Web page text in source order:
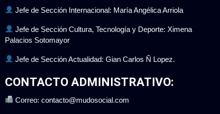
Jefe de Sección Internacional: María Angélica Arriola
Jefe de Sección Cultura, Tecnología y Deporte: Ximena
Palacios Sotomayor
Jefe de Sección Actualidad: Gian Carlos Ñ Lopez.
CONTACTO ADMINISTRATIVO:
Correo: contacto@mudosocial.com